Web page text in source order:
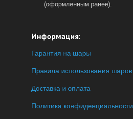
(оформленным ранее).
Информация:
Гарантия на шары
Правила использования шаров
Доставка и оплата
Политика конфиденциальности